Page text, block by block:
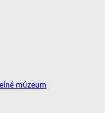
múzeum